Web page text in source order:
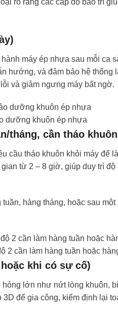
máy ép nhựa sau mỗi ca
hướng, và đảm bảo hệ thống
và giảm ngưng máy bất ngờ.
dưỡng khuôn ép nhựa
tháng, cần tháo
cầu tháo khuôn khỏi máy để
từ 2 – 8 giờ, giúp duy trì
hàng tháng, hoặc sau
2 cần làm hàng tuần hoặc
khi có sự cố)
lớn như nứt lòng khuôn,
để gia công, kiểm định lại